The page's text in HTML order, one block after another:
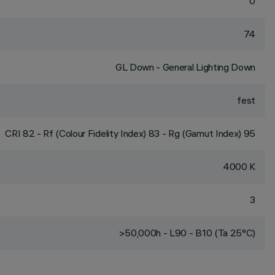
74
GL Down - General Lighting Down
fest
CRI 82 - Rf (Colour Fidelity Index) 83 - Rg (Gamut Index) 95
4000 K
3
>50,000h - L90 - B10 (Ta 25°C)